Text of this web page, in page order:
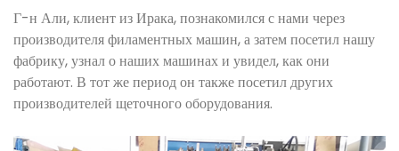
Г-н Али, клиент из Ирака, познакомился с нами через
производителя филаментных машин, а затем посетил нашу
фабрику, узнал о наших машинах и увидел, как они
работают. В тот же период он также посетил других
производителей щеточного оборудования.